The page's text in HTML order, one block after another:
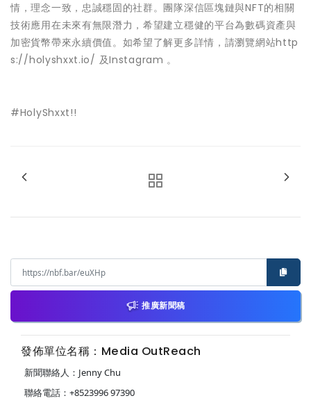
情，理念一致，忠誠穩固的社群。團隊深信區塊鏈與NFT的相關
技術應用在未來有無限潛力，希望建立穩健的平台為數碼資產與
加密貨幣帶來永續價值。如希望了解更多詳情，請瀏覽網站http
s://holyshxxt.io/ 及Instagram 。
#HolyShxxt!!
推廣新聞稿
發佈單位名稱：Media OutReach
新聞聯絡人：Jenny Chu
聯絡電話：+8523996 97390